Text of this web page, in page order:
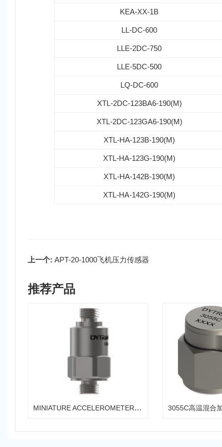
KEA-XX-1B
LL-DC-600
LLE-2DC-750
LLE-5DC-500
LQ-DC-600
XTL-2DC-123BA6-190(M)
XTL-2DC-123GA6-190(M)
XTL-HA-123B-190(M)
XTL-HA-123G-190(M)
XTL-HA-142B-190(M)
XTL-HA-142G-190(M)
上一个: APT-20-1000飞机压力传感器
推荐产品
MINIATURE ACCELEROMETER 微型加速度传感器 3055C高温混合